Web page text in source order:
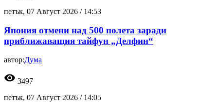
петък, 07 Август 2026 / 14:53
Япония отмени над 500 полета заради
приближаващия тайфун „Делфин“
автор:Дума
visibility 3497
петък, 07 Август 2026 / 14:05